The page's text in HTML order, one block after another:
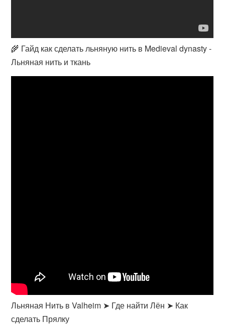
🌾 Гайд как сделать льняную нить в Medieval dynasty -
Льняная нить и ткань
Льняная Нить в Valheim ➤ Где найти Лён ➤ Как
сделать Прялку